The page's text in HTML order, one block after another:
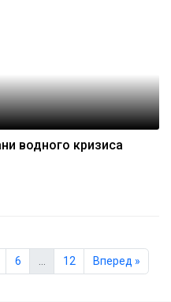
водного кризиса
6 … 12 Вперед »